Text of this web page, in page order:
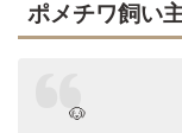
ポメチワ飼い
🐶